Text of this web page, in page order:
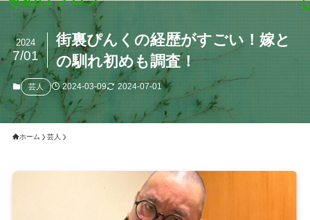
街裏ぴんくの経歴がすごい！嫁と
の馴れ初めも調査！
2024
7/01
芸人 2024-03-09 2024-07-01
ホーム 芸人